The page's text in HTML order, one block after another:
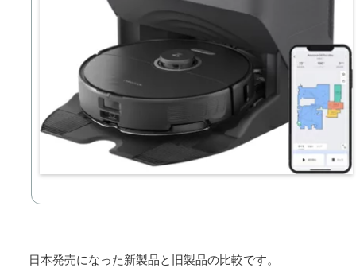
日本発売になった新製品と旧製品の比較です。